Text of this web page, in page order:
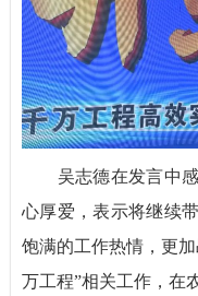
吴志德在发言中感
心厚爱，表示将继续
饱满的工作热情，更
万工程”相关工作，在